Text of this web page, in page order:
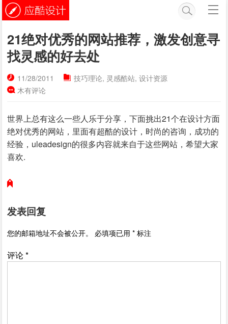
21绝对优秀的网站推荐，激发创意寻
找灵感的好去处
11/28/2011 技巧理论, 灵感酷站,设计资源
木有评论
世界上总有这么一些人乐于分享，下面挑出21个在设计方面
绝对优秀的网站，里面有超酷的设计，时尚的咨询，成功的
经验，uleadesign的很多内容就来自于这些网站，希望大家
喜欢.
发表回复
您的邮箱地址不会被公开。 必填项已用* 标注
评论*